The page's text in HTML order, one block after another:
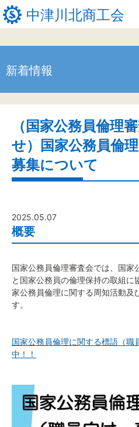
中津川北商工会
事業者・創
関係機関
中津川北商工
文字サ
新着情報
（国家公務員倫理
せ）国家公務員倫
募集について
2025.05.07
概要
国家公務員倫理審査会では、国家
と国家公務員の倫理保持の取組に
家公務員倫理に関する周知活動及
す。
国家公務員倫理に関する標語（職
中！！